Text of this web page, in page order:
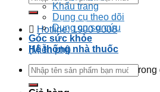
Hotline: 1900 9008
(Miễn phí)
Chưa có sản phẩm trong
Khẩu trang
Dụng cụ theo dõi
Dụng cụ sơ cứu
Góc sức khỏe
Hệ thống nhà thuốc